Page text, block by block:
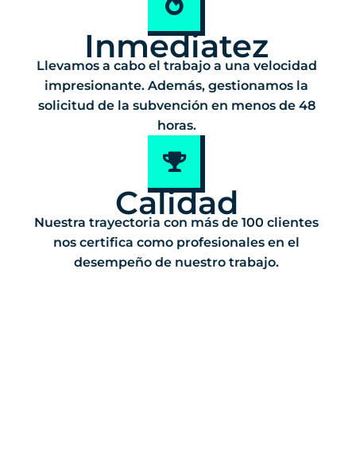
Inmediatez
Llevamos a cabo el trabajo a una velocidad
impresionante. Además, gestionamos la
solicitud de la subvención en menos de 48
horas.
Calidad
Nuestra trayectoria con más de 100 clientes
nos certifica como profesionales en el
desempeño de nuestro trabajo.